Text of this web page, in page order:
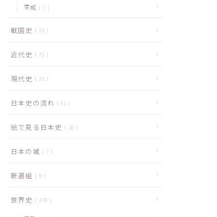
平成 7
戦国史 23
近代史 75
現代史 21
日本史の流れ 51
絵で見る日本史 10
日本の城 7
新選組 9
世界史 278